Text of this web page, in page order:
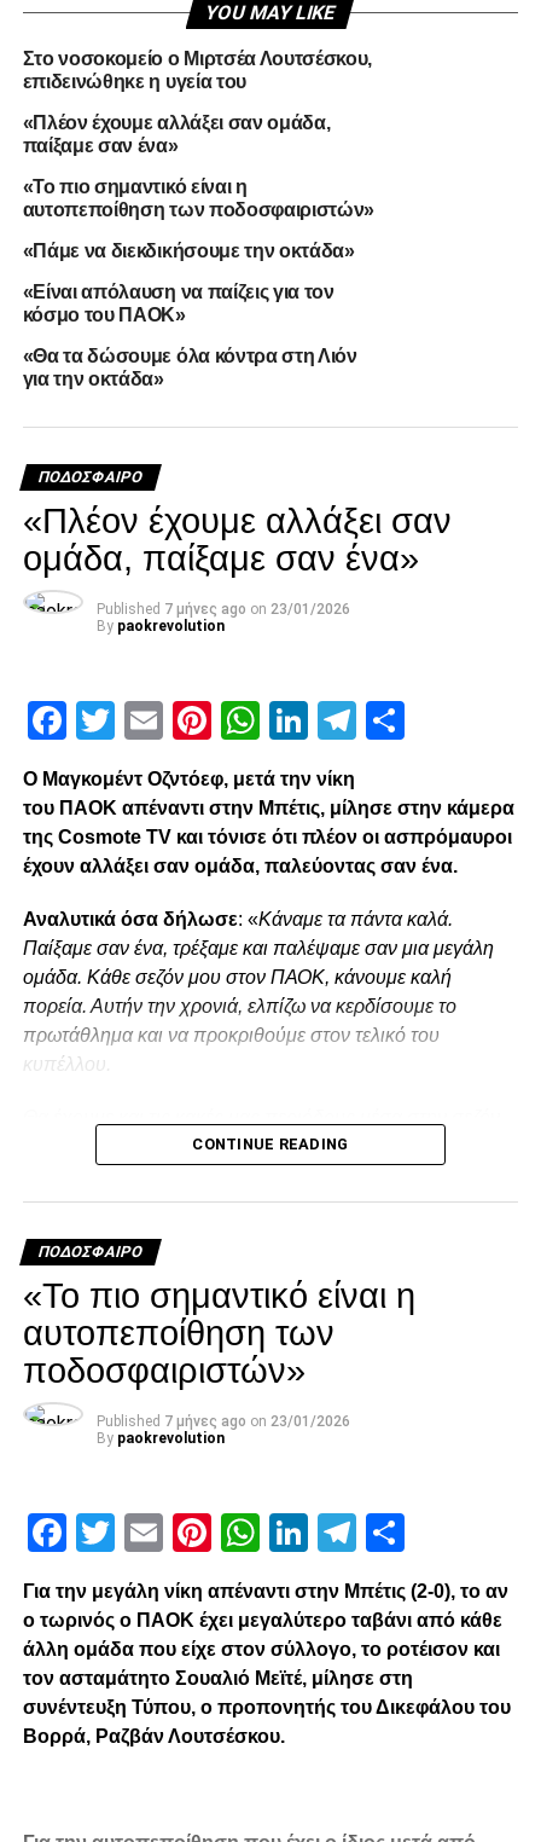
Έχουμε μία εξαιρετική ομάδα, ήρθαν πολύ καλοί παίκτες
και πρέπει να προχωρήσουμε για το επόμενο ματς. Δεν
επιλέγουμε παιχνίδια πάντα τα κοιτάμε ένα ένα, εμείς θα
παλέψουμε σε κάθε ματς και στο τέλος θα κάνουμε ταμείο.
ADVERTISEMENT
Εννοείται πως στόχος μας είναι να κατακτήσουμε το
πρωτάθλημα. Η καλύτερη μου στιγμή στον ΠΑΟΚ είναι
όταν ήρθα εδώ».
Facebook
Twitter
EmailPinterest
WhatsApp
LinkedIn
Telegram
RELATED TOPICS:
UP NEXT
«Κορυφαίος ο Γιακουμάκης, γι’ αυτό παίζει
συνέχεια ο Μεϊτέ»
paokrevolution
YOU MAY LIKE
Στο νοσοκομείο ο Μιρτσέα Λουτσέσκου,
επιδεινώθηκε η υγεία του
«Πλέον έχουμε αλλάξει σαν ομάδα,
παίξαμε σαν ένα»
«Το πιο σημαντικό είναι η
αυτοπεποίθηση των ποδοσφαιριστών»
«Πάμε να διεκδικήσουμε την οκτάδα»
«Είναι απόλαυση να παίζεις για τον
κόσμο του ΠΑΟΚ»
«Θα τα δώσουμε όλα κόντρα στη Λιόν
για την οκτάδα»
ΠΟΔΌΣΦΑΙΡΟ
«Πλέον έχουμε αλλάξει σαν
ομάδα, παίξαμε σαν ένα»
Published 7 μήνες ago on 23/01/2026
By paokrevolution
Facebook
Twitter
EmailPinterest
WhatsApp
LinkedIn
Telegram
Ο Μαγκομέντ Οζντόεφ, μετά την νίκη
του ΠΑΟΚ απέναντι στην Μπέτις, μίλησε στην κάμερα
της Cosmote TV και τόνισε ότι πλέον οι ασπρόμαυροι
έχουν αλλάξει σαν ομάδα, παλεύοντας σαν ένα.
Αναλυτικά όσα δήλωσε: «Κάναμε τα πάντα καλά.
Παίξαμε σαν ένα, τρέξαμε και παλέψαμε σαν μια μεγάλη
ομάδα. Κάθε σεζόν μου στον ΠΑΟΚ, κάνουμε καλή
πορεία. Αυτήν την χρονιά, ελπίζω να κερδίσουμε το
πρωτάθλημα και να προκριθούμε στον τελικό του
κυπέλλου.
είναι φυσιολογικό. Παίζουμε σε κάθε παιχνίδι για την νίκη.
πλέον έχουμε αλλάξει σαν ομάδα».
Facebook
Twitter
CONTINUE READING
ΠΟΔΌΣΦΑΙΡΟ
«Το πιο σημαντικό είναι η
αυτοπεποίθηση των
ποδοσφαιριστών»
Published 7 μήνες ago on 23/01/2026
By paokrevolution
Facebook
Twitter
EmailPinterest
WhatsApp
LinkedIn
Telegram
Για την μεγάλη νίκη απέναντι στην Μπέτις (2-0), το αν
ο τωρινός ο ΠΑΟΚ έχει μεγαλύτερο ταβάνι από κάθε
άλλη ομάδα που είχε στον σύλλογο, το ροτέισον και
τον ασταμάτητο Σουαλιό Μεϊτέ, μίλησε στη
συνέντευξη Τύπου, ο προπονητής του Δικεφάλου του
Βορρά, Ραζβάν Λουτσέσκου.